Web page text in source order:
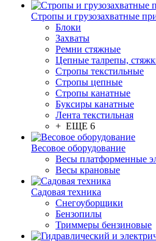
Стропы и грузозахватные
Блоки
Захваты
Ремни стяжные
Цепные талрепы,
Стропы текстильные
Стропы цепные
Стропы канатные
Буксиры канатные
Лента текстильная
+ ЕЩЕ 6
Весовое оборудование
Весы платформенные
Весы крановые
Садовая техника
Снегоуборщики
Бензопилы
Триммеры бензиновые